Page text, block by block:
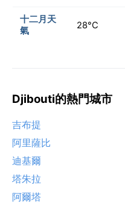
十二月天
氣
28°C
Djibouti的熱門城市
吉布提
阿里薩比
迪基爾
塔朱拉
阿爾塔